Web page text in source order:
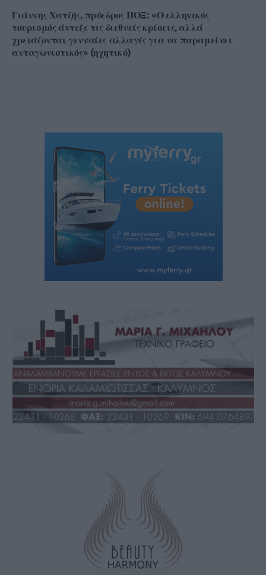
Γιάννης Χατζής, πρόεδρος ΠΟΞ: «Ο ελληνικός
τουρισμός άντεξε τις διεθνείς κρίσεις, αλλά
χρειάζονται γενναίες αλλαγές για να παραμείνει
ανταγωνιστικός» (ηχητικό)